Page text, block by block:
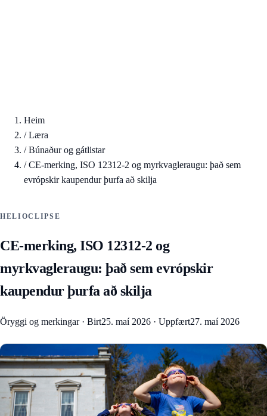
Heim
/Læra
/Búnaður og gátlistar
/CE-merking, ISO 12312-2 og myrkvagleraugu: það sem
evrópskir kaupendur þurfa að skilja
HELIOCLIPSE
CE-merking, ISO 12312-2 og
myrkvagleraugu: það sem evrópskir
kaupendur þurfa að skilja
Öryggi og merkingar· Birt25. maí 2026 · Uppfært27. maí 2026